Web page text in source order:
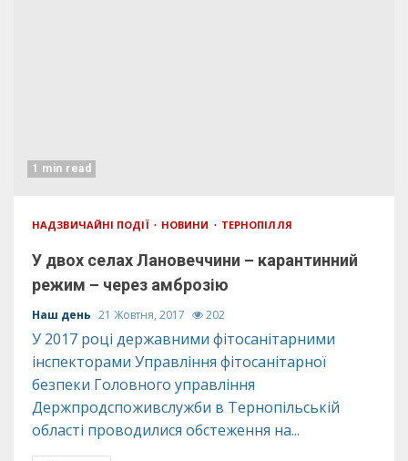
1 min read
НАДЗВИЧАЙНІ ПОДІЇ НОВИНИ ТЕРНОПІЛЛЯ
У двох селах Лановеччини – карантинний
режим – через амброзію
Наш день 21 Жовтня, 2017 202
У 2017 році державними фітосанітарними
інспекторами Управління фітосанітарної
безпеки Головного управління
Держпродспоживслужби в Тернопільській
області проводилися обстеження на...